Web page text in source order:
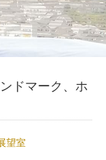
ドマーク、ホ
望室